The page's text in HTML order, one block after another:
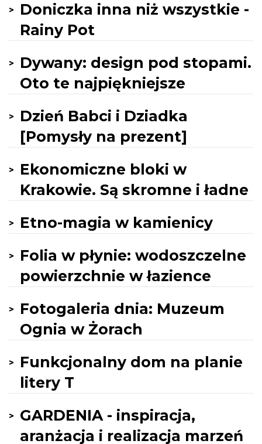
Doniczka inna niż wszystkie -
Rainy Pot
Dywany: design pod stopami.
Oto te najpiękniejsze
Dzień Babci i Dziadka
[Pomysły na prezent]
Ekonomiczne bloki w
Krakowie. Są skromne i ładne
Etno-magia w kamienicy
Folia w płynie: wodoszczelne
powierzchnie w łazience
Fotogaleria dnia: Muzeum
Ognia w Żorach
Funkcjonalny dom na planie
litery T
GARDENIA - inspiracja,
aranżacja i realizacja marzeń